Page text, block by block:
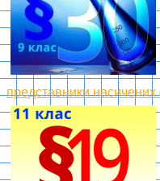
представники